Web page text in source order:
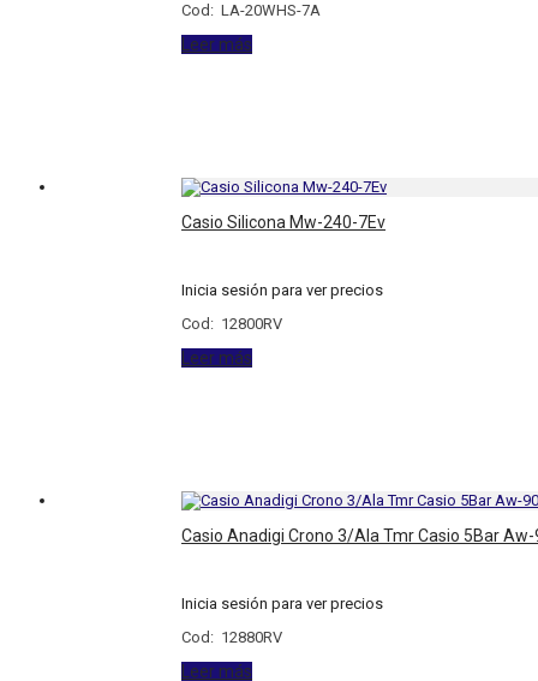
Cod: LA-20WHS-7A
Leer más
Casio Silicona Mw-240-7Ev
Inicia sesión para ver precios
Cod: 12800RV
Leer más
Casio Anadigi Crono 3/Ala Tmr Casio 5Bar Aw-
Inicia sesión para ver precios
Cod: 12880RV
Leer más